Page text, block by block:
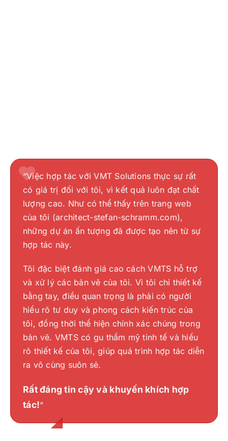
“Việc hợp tác với VMT Solutions thực sự rất
có giá trị đối với tôi, vì kết quả luôn đạt chất
lượng cao. Như có thể thấy trên trang web
của tôi (architect-stefan-schramm.com),
những dự án ấn tượng đã được tạo nên từ sự
hợp tác này.
Tôi đặc biệt đánh giá cao cách VMTS hỗ trợ
và xử lý các bản vẽ của tôi. Vì tôi chỉ thiết kế
bằng tay, điều quan trọng là phải có người
hiểu rõ tư duy và phong cách kiến trúc của
tôi, đồng thời thể hiện chính xác chúng trong
bản vẽ. VMTS có gu thẩm mỹ tinh tế và hiểu
rõ thiết kế của tôi, giúp quá trình hợp tác diễn
ra vô cùng suôn sẻ.
Rất đáng tin cậy và khuyến khích hợp
tác!“
“Bản vẽ của bạn thật hoàn hảo – tôi chưa
từng thấy điều gì tương tự trước đây. Đây là
những bản vẽ có chất lượng cao nhất, và tôi
thực sự phải nhấn mạnh điều đó. Tôi muốn
một lần nữa gửi lời cảm ơn chân thành đến
bạn vì công việc tuyệt vời này.”
“VMT đã mô hình hóa một tòa nhà công
nghiệp lớn ở dạng 3D cho dự án nghiên cứu
của chúng tôi. Dữ liệu đầu vào là các bản vẽ
DWG được gửi cho VMT, và kết quả nhận
được là một mô hình cực kỳ chi tiết, bao gồm
và cầu thang.
một công ty của Đức, nhưng đáng tiếc là họ
“Một công ty cực kỳ đáng tin cậy với đội ngũ
xuất sắc. Bản vẽ của chúng tôi đã được thực
hiện nhanh chóng và chính xác tuyệt đối. Xin
chân thành cảm ơn!
Rất đáng để hợp tác!“
Silvan Bearth
“Tư vấn chuyên nghiệp, chất lượng mô hình
vời hơn? Tôi hoàn toàn khuyến khích hợp
tác!”
Stefan Beckel